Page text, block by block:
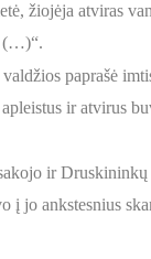
žiojėja atviras
(…)“.
paprašė
ir atvirus
ir
į jo ankstesnius